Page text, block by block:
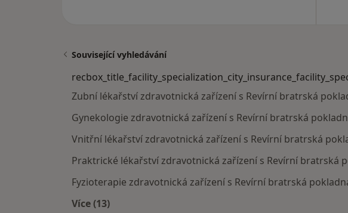
Související vyhledávání
Zubní lékařství zdravotnická zařízení s Revírní bratrská
Gynekologie zdravotnická zařízení s Revírní bratrská
Vnitřní lékařství zdravotnická zařízení s Revírní bratrská
Praktrické lékařství zdravotnická zařízení s Revírní bratrská
Fyzioterapie zdravotnická zařízení s Revírní bratrská
Více (13)